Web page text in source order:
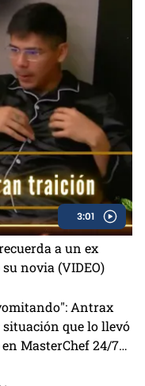
3:01
a un ex
novia (VIDEO)
Antrax
situación que lo llevó
MasterChef 24/7